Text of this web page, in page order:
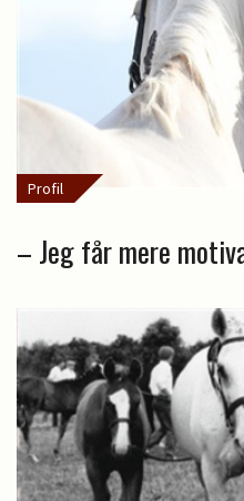
Profil
– Jeg får mere